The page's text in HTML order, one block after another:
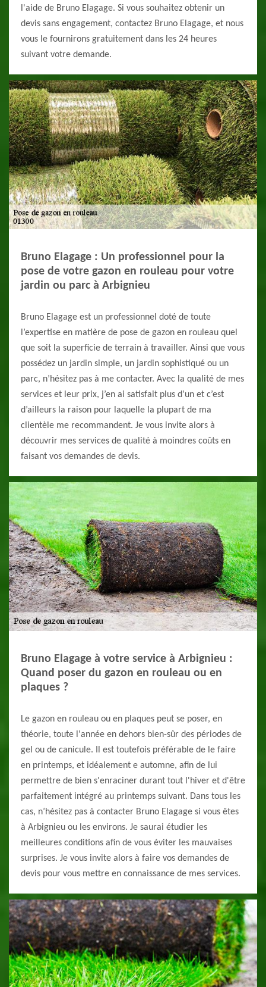
l'aide de Bruno Elagage. Si vous souhaitez obtenir un
devis sans engagement, contactez Bruno Elagage, et nous
vous le fournirons gratuitement dans les 24 heures
suivant votre demande.
Bruno Elagage : Un professionnel pour la
pose de votre gazon en rouleau pour votre
jardin ou parc à Arbignieu
Bruno Elagage est un professionnel doté de toute
l’expertise en matière de pose de gazon en rouleau quel
que soit la superficie de terrain à travailler. Ainsi que vous
possédez un jardin simple, un jardin sophistiqué ou un
parc, n’hésitez pas à me contacter. Avec la qualité de mes
services et leur prix, j’en ai satisfait plus d’un et c’est
d’ailleurs la raison pour laquelle la plupart de ma
clientèle me recommandent. Je vous invite alors à
découvrir mes services de qualité à moindres coûts en
faisant vos demandes de devis.
Bruno Elagage à votre service à Arbignieu :
Quand poser du gazon en rouleau ou en
plaques ?
Le gazon en rouleau ou en plaques peut se poser, en
théorie, toute l'année en dehors bien-sûr des périodes de
gel ou de canicule. Il est toutefois préférable de le faire
en printemps, et idéalement e automne, afin de lui
permettre de bien s'enraciner durant tout l'hiver et d'être
parfaitement intégré au printemps suivant. Dans tous les
cas, n’hésitez pas à contacter Bruno Elagage si vous êtes
à Arbignieu ou les environs. Je saurai étudier les
meilleures conditions afin de vous éviter les mauvaises
surprises. Je vous invite alors à faire vos demandes de
devis pour vous mettre en connaissance de mes services.